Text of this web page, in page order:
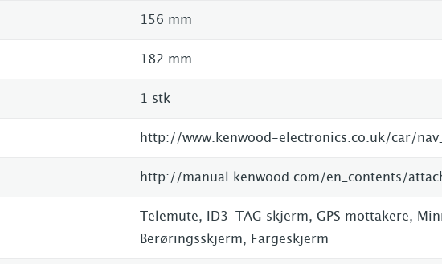
156 mm
182 mm
1 stk
Telemute, ID3-TAG skjerm, GPS mottakere,
Berøringsskjerm, Fargeskjerm